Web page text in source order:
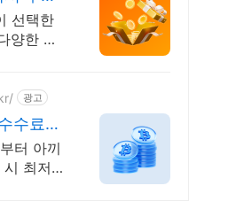
시 5만
선택한
양한 혜
광고
수료
거래소
터 아끼
최저